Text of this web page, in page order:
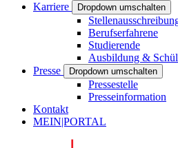
Karriere
Dropdown umschalten
Berufserfahrene
Studierende
Ausbildung &
Presse
Dropdown umschalten
Pressestelle
Presseinformation
Kontakt
MEIN|PORTAL